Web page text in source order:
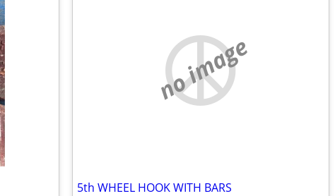
no image
5th WHEEL HOOK WITH BARS